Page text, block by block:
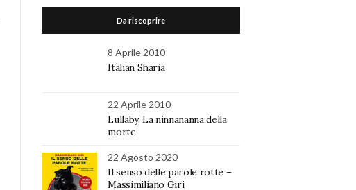
Da riscoprire
8 Aprile 2010
Italian Sharia
22 Aprile 2010
Lullaby. La ninnananna della
morte
22 Agosto 2020
Il senso delle parole rotte –
Massimiliano Giri